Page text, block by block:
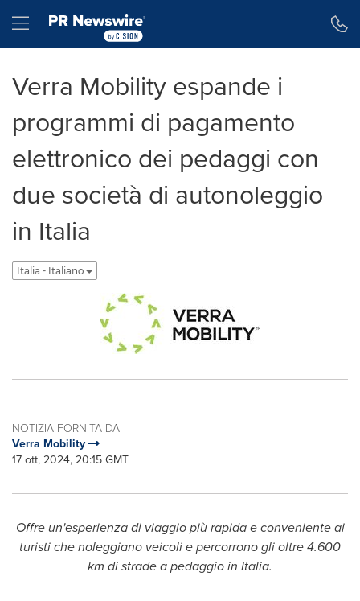
Hamburger menu
Verra Mobility espande i
programmi di pagamento
elettronico dei pedaggi con
due società di autonoleggio
in Italia
Italia - Italiano
NOTIZIA FORNITA DA
Verra Mobility
17 ott, 2024, 20:15 GMT
Offre un'esperienza di viaggio più rapida e conveniente ai
turisti che noleggiano veicoli e percorrono gli oltre 4.600
km di strade a pedaggio in Italia.